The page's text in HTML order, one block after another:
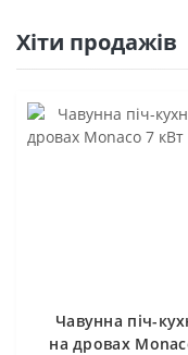
Хіти продажів
Чавунна піч-
на дровах